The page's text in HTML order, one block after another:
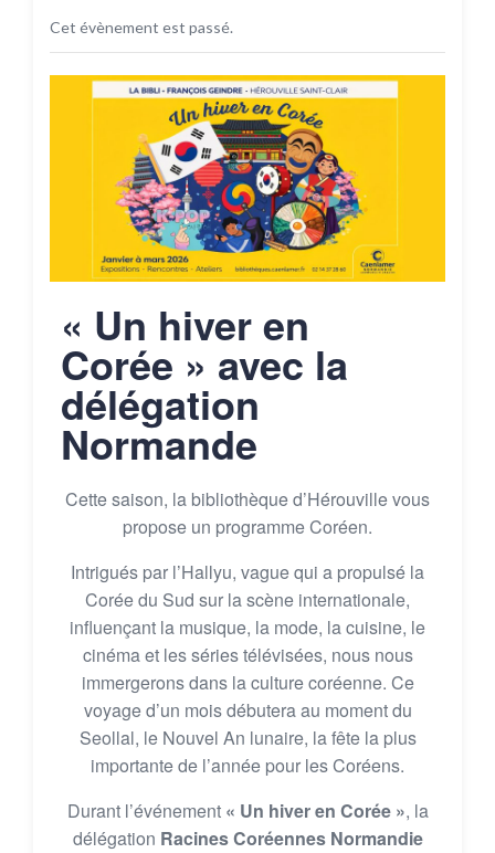
Cet évènement est passé.
« Un hiver en
Corée » avec la
délégation
Normande
Cette saison, la bibliothèque d’Hérouville vous
propose un programme Coréen.
Intrigués par l’Hallyu, vague qui a propulsé la
Corée du Sud sur la scène internationale,
influençant la musique, la mode, la cuisine, le
cinéma et les séries télévisées, nous nous
immergerons dans la culture coréenne. Ce
voyage d’un mois débutera au moment du
Seollal, le Nouvel An lunaire, la fête la plus
importante de l’année pour les Coréens.
Durant l’événement « Un hiver en Corée », la
délégation Racines Coréennes Normandie